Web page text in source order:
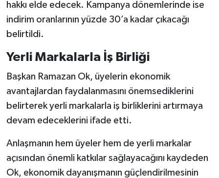
hakkı elde edecek. Kampanya dönemlerinde ise
indirim oranlarının yüzde 30’a kadar çıkacağı
belirtildi.
Yerli Markalarla İş Birliği
Başkan Ramazan Ok, üyelerin ekonomik
avantajlardan faydalanmasını önemsediklerini
belirterek yerli markalarla iş birliklerini artırmaya
devam edeceklerini ifade etti.
Anlaşmanın hem üyeler hem de yerli markalar
açısından önemli katkılar sağlayacağını kaydeden
Ok, ekonomik dayanışmanın güçlendirilmesinin